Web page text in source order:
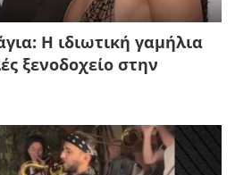
Η ιδιωτική γαμήλια
ξενοδοχείο στην